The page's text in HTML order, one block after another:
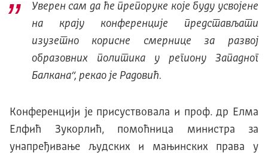
Уверен сам да ће препоруке које буду усвојене
на крају конференције представљати
изузетно корисне смернице за развој
образовних политика у региону Западног
Балкана“, рекао је Радовић.
Конференцији је присуствовала и проф. др Елма
Елфић Зукорлић, помоћница министра за
унапређивање људских и мањинских права у